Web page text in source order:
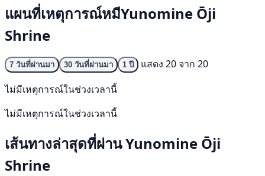
แผนที่เหตุการณ์หมีYunomine Ōji
Shrine
7 วันที่ผ่านมา 30 วันที่ผ่านมา 1 ปี
แสดง 20 จาก 20
ไม่มีเหตุการณ์ในช่วงเวลานี้
ไม่มีเหตุการณ์ในช่วงเวลานี้
เส้นทางล่าสุดที่ผ่าน Yunomine Ōji
Shrine